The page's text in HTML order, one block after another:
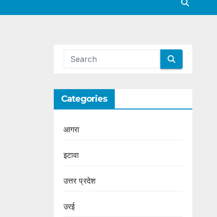
Categories
आगरा
इटावा
उत्तर प्रदेश
उरई